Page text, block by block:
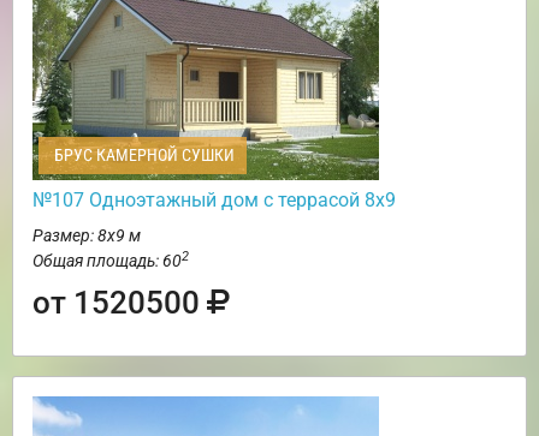
БРУС КАМЕРНОЙ СУШКИ
№107 Одноэтажный дом с террасой 8х9
Размер: 8х9 м
Общая площадь: 602
от 1520500